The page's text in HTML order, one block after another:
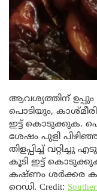
ആവശ്യത്തിന്
പൊടിയും,
ഇട്ട് കൊടുക്കുക.
ശേഷം പുളി
തിളപ്പിച്ച്‌
കൂടി ഇട്ട്
കഷ്ണം ശർക്കര
റെഡി. Credit: